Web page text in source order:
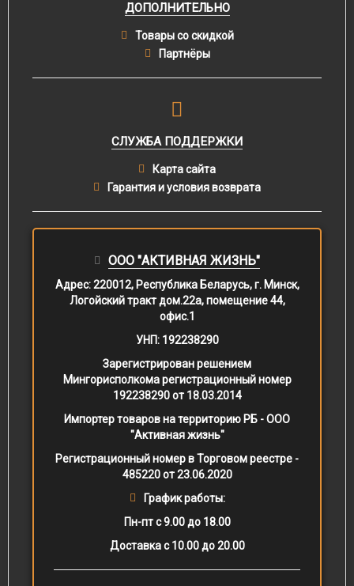
ДОПОЛНИТЕЛЬНО
Товары со скидкой
Партнёры
СЛУЖБА ПОДДЕРЖКИ
Карта сайта
Гарантия и условия возврата
ООО "АКТИВНАЯ ЖИЗНЬ"
Адрес:220012, Республика Беларусь, г. Минск,
Логойский тракт дом.22а, помещение 44,
офис.1
УНП:192238290
Зарегистрирован решением
Мингорисполкома регистрационный номер
192238290 от 18.03.2014
Импортер товаров на территорию РБ - ООО
"Активная жизнь"
Регистрационный номер в Торговом реестре -
485220 от 23.06.2020
График работы:
Пн-пт с 9.00 до 18.00
Доставка с 10.00 до 20.00